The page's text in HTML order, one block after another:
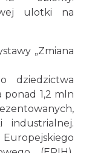
ulotki na
„Zmiana
dziedzictwa
ponad 1,2 mln
industrialnej.